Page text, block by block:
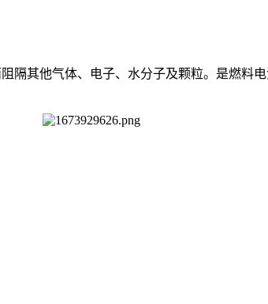
隔其他气体、电子、水分子及颗粒。是燃料